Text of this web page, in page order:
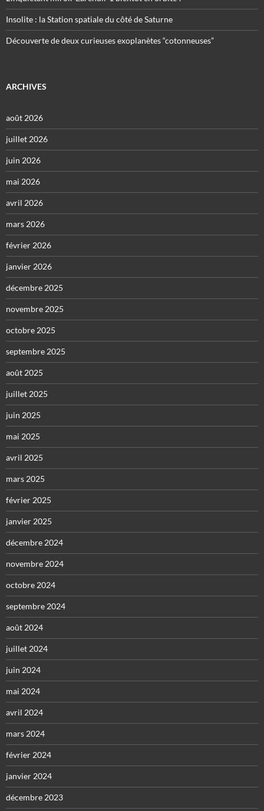
Insolite : la Station spatiale du côté de Saturne
Découverte de deux curieuses exoplanètes “cotonneuses”
ARCHIVES
août 2026
juillet 2026
juin 2026
mai 2026
avril 2026
mars 2026
février 2026
janvier 2026
décembre 2025
novembre 2025
octobre 2025
septembre 2025
août 2025
juillet 2025
juin 2025
mai 2025
avril 2025
mars 2025
février 2025
janvier 2025
décembre 2024
novembre 2024
octobre 2024
septembre 2024
août 2024
juillet 2024
juin 2024
mai 2024
avril 2024
mars 2024
février 2024
janvier 2024
décembre 2023